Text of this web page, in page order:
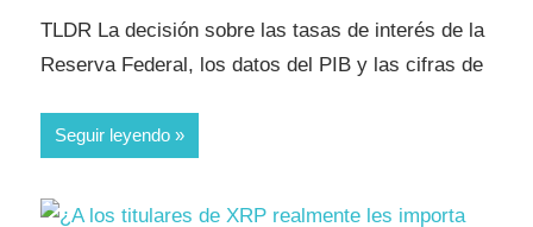
TLDR La decisión sobre las tasas de interés de la
Reserva Federal, los datos del PIB y las cifras de
Seguir leyendo